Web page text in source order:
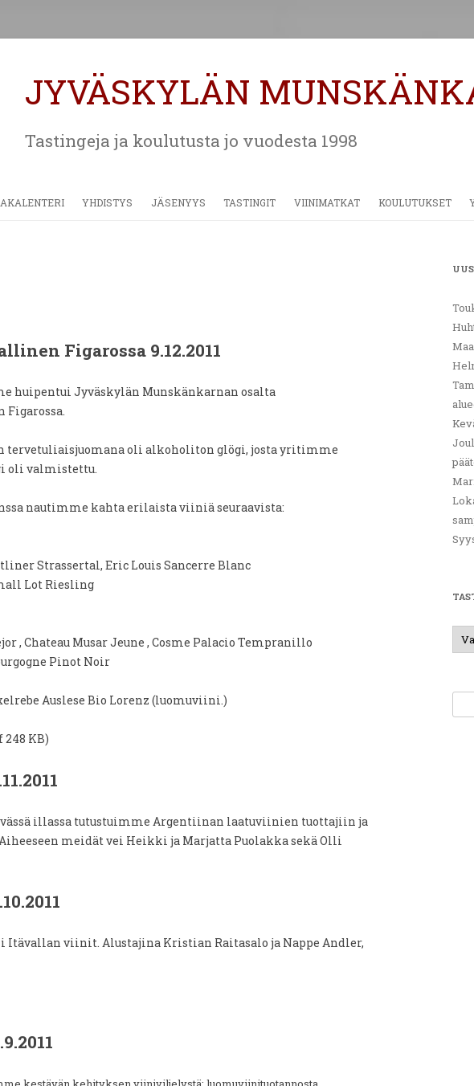
JYVÄSKYLÄN
Tastingeja ja koulutusta jo vuodesta 1998
YHDISTYS JÄSENYYS TASTINGIT VIINIMATKAT KOULUTUKSET
Figarossa 9.12.2011
huipentui Jyväskylän Munskänkarnan osalta
oli alkoholiton glögi, josta yritimme
oli valmistettu.
nautimme kahta erilaista viiniä seuraavista:
Strassertal, Eric Louis Sancerre Blanc
Lot Riesling
, Chateau Musar Jeune , Cosme Palacio Tempranillo
Pinot Noir
Auslese Bio Lorenz (luomuviini.)
248 KB)
illassa tutustuimme Argentiinan laatuviinien tuottajiin ja
meidät vei Heikki ja Marjatta Puolakka sekä Olli
Itävallan viinit. Alustajina Kristian Raitasalo ja Nappe Andler,